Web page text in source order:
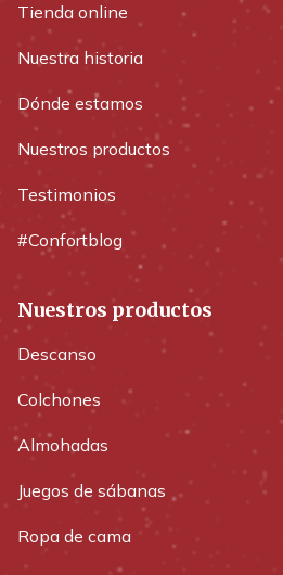
Tienda online
Nuestra historia
Dónde estamos
Nuestros productos
Testimonios
#Confortblog
Nuestros productos
Descanso
Colchones
Almohadas
Juegos de sábanas
Ropa de cama